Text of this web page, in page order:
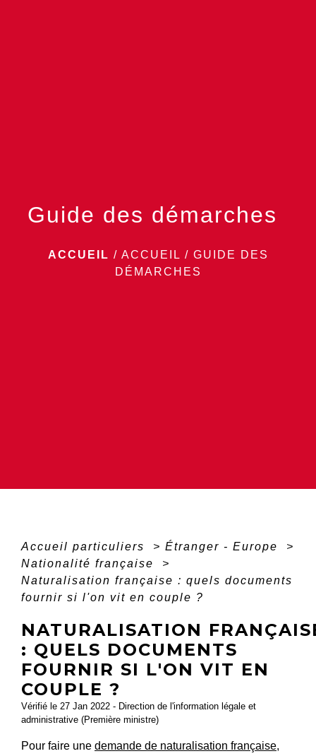
Guide des démarches
ACCUEIL / ACCUEIL / GUIDE DES
DÉMARCHES
Accueil particuliers > Étranger - Europe
>
Nationalité française
>
Naturalisation française : quels documents
fournir si l'on vit en couple ?
NATURALISATION
: QUELS DOCUMENTS
FOURNIR SI L'ON VIT EN
COUPLE ?
Vérifié le 27 Jan 2022 - Direction de l'information légale et
administrative (Première ministre)
Pour faire une demande de naturalisation française,